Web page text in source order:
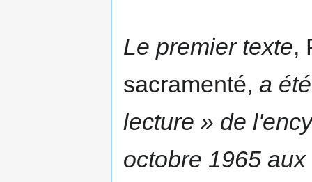
Le premier texte,
sacramenté, a
lecture » de
octobre 1965